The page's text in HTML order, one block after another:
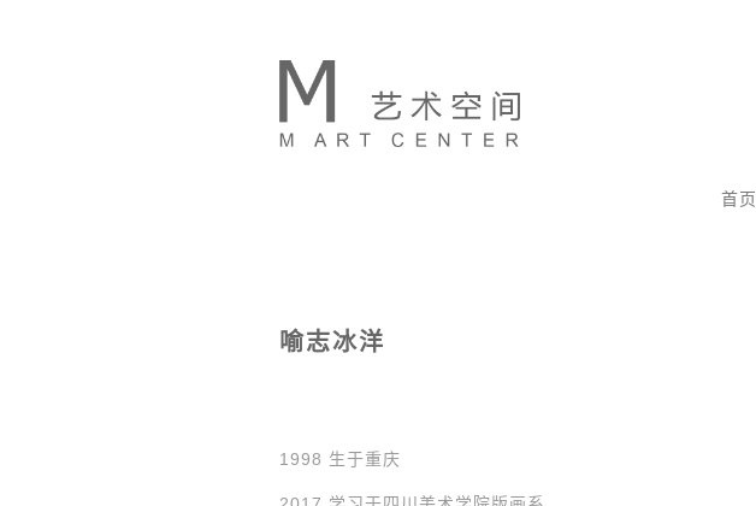
首页
喻志冰洋
1998 生于重庆